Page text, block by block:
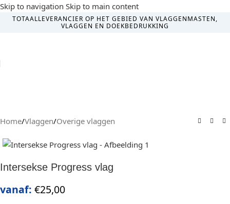
Skip to navigation Skip to main content
TOTAALLEVERANCIER OP HET GEBIED VAN VLAGGENMASTEN,
VLAGGEN EN DOEKBEDRUKKING
Home/Vlaggen/Overige vlaggen
Intersekse Progress vlag
vanaf: €25,00